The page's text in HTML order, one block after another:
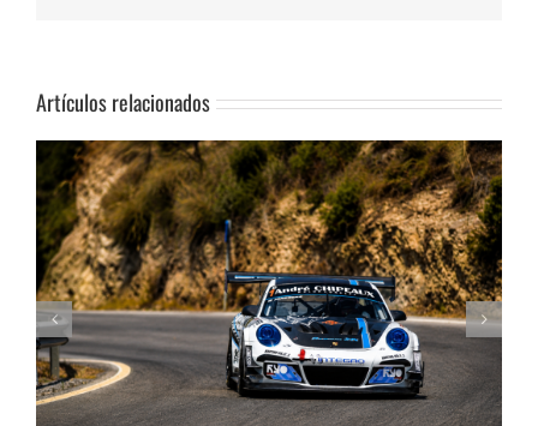
Artículos relacionados
La Subida al Cerro de los Cañones levanta hoy el telón con un cartel
de lujo